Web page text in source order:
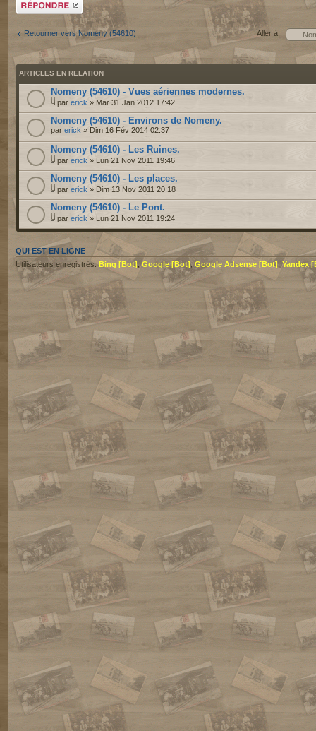
Retourner vers Nomeny (54610) Aller à:
ARTICLES EN RELATION
Nomeny (54610) - Vues aériennes modernes.
par erick » Mar 31 Jan 2012 17:42
Nomeny (54610) - Environs de Nomeny.
par erick » Dim 16 Fév 2014 02:37
Nomeny (54610) - Les Ruines.
par erick » Lun 21 Nov 2011 19:46
Nomeny (54610) - Les places.
par erick » Dim 13 Nov 2011 20:18
Nomeny (54610) - Le Pont.
par erick » Lun 21 Nov 2011 19:24
QUI EST EN LIGNE
Utilisateurs enregistrés:Bing [Bot] ,Google [Bot], Google Adsense [Bot] ,Yandex